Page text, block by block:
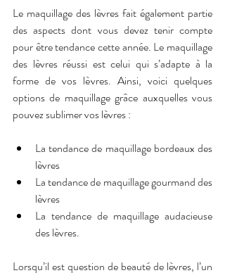
Le maquillage des lèvres fait également partie
des aspects dont vous devez tenir compte
pour être tendance cette année. Le maquillage
des lèvres réussi est celui qui s’adapte à la
forme de vos lèvres. Ainsi, voici quelques
options de maquillage grâce auxquelles vous
pouvez sublimer vos lèvres :
La tendance de maquillage bordeaux des
lèvres
La tendance de maquillage gourmand des
lèvres
La tendance de maquillage audacieuse
des lèvres.
Lorsqu’il est question de beauté de lèvres, l’un